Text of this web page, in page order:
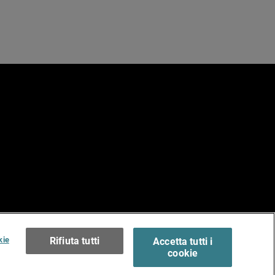
of Use >Rifiuta tutti
Accetta tutti i
cookie